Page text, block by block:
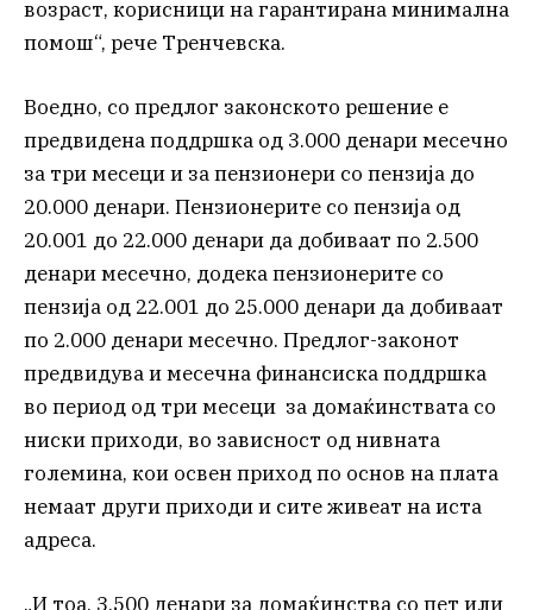
возраст, корисници на гарантирана минимална
помош“, рече Тренчевска.
Воедно, со предлог законското решение е
предвидена поддршка од 3.000 денари месечно
за три месеци и за пензионери со пензија до
20.000 денари. Пензионерите со пензија од
20.001 до 22.000 денари да добиваат по 2.500
денари месечно, додека пензионерите со
пензија од 22.001 до 25.000 денари да добиваат
по 2.000 денари месечно. Предлог-законот
предвидува и месечна финансиска поддршка
во период од три месеци за домаќинствата со
ниски приходи, во зависност од нивната
големина, кои освен приход по основ на плата
немаат други приходи и сите живеат на иста
адреса.
„И тоа, 3.500 денари за домаќинства со пет или